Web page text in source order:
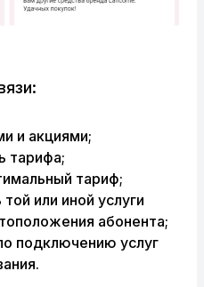
и акциями;
тарифа;
тариф;
или иной услуги
абонента;
подключению услуг